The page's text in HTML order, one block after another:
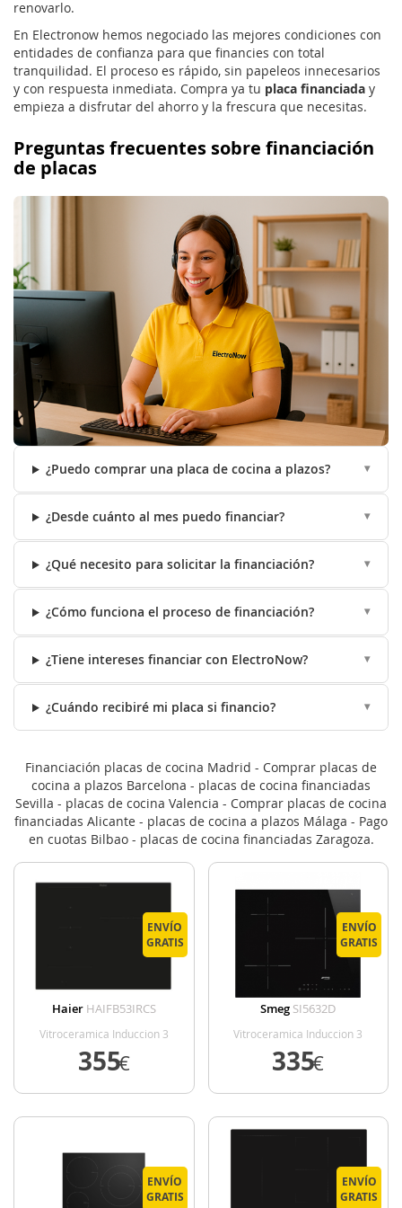
renovarlo.
En Electronow hemos negociado las mejores condiciones con
entidades de confianza para que financies con total
tranquilidad. El proceso es rápido, sin papeleos innecesarios
y con respuesta inmediata. Compra ya tu placa financiada y
empieza a disfrutar del ahorro y la frescura que necesitas.
Preguntas frecuentes sobre financiación
de placas
¿Puedo comprar una placa de cocina a plazos?
¿Desde cuánto al mes puedo financiar?
¿Qué necesito para solicitar la financiación?
¿Cómo funciona el proceso de financiación?
¿Tiene intereses financiar con ElectroNow?
¿Cuándo recibiré mi placa si financio?
Financiación placas de cocina Madrid - Comprar placas de
cocina a plazos Barcelona - placas de cocina financiadas
Sevilla - placas de cocina Valencia - Comprar placas de cocina
financiadas Alicante - placas de cocina a plazos Málaga - Pago
en cuotas Bilbao - placas de cocina financiadas Zaragoza.
ENVÍO
GRATIS
Haier HAIFB53IRCS
Vitroceramica Induccion 3
Zonas Coccion Ancho 65 Cm
355
€
ENVÍO
GRATIS
Smeg SI5632D
Vitroceramica Induccion 3
Zonas Coccion Ancho 60 Cm
335
€
ENVÍO
GRATIS
ENVÍO
GRATIS